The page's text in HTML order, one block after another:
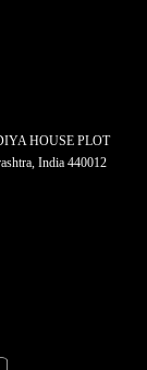
HOUSE PLOT
India 440012